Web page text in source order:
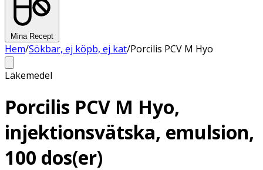
Mina Recept
Hem/Sökbar, ej köpb, ej kat/Porcilis PCV M Hyo
Läkemedel
Porcilis PCV M Hyo,
injektionsvätska, emulsion,
100 dos(er)